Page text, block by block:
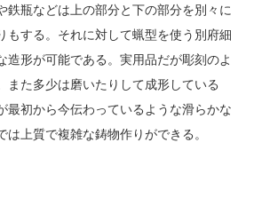
鉄瓶などは上の部分と下の部分を別々に
もする。それに対して蝋型を使う別府細
造形が可能である。実用品だが彫刻のよ
また多少は磨いたりして成形している
最初から今伝わっているような滑らかな
上質で複雑な鋳物作りができる。